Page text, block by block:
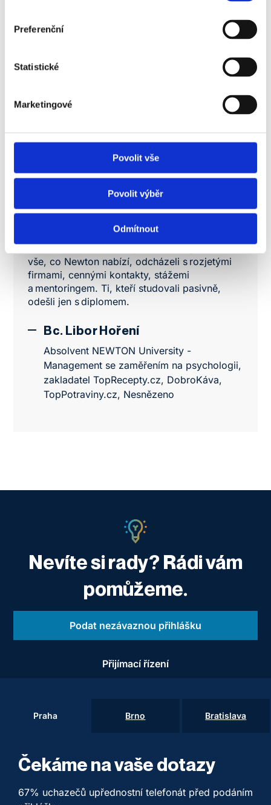
Preferenční
Statistické
Marketingové
Povolit vše
Povolit výběr
Odmítnout
Průběh studia
Co se naučíte
Navazující studium
V mém ročníku ti, kteří proaktivně využívali
vše, co Newton nabízí, odcházeli s rozjetými
firmami, cennými kontakty, stážemi
a mentoringem. Ti, kteří studovali pasivně,
odešli jen s diplomem.
Bc. Libor Hoření
Absolvent NEWTON University -
Management se zaměřením na psychologii,
zakladatel TopRecepty.cz, DobroKáva,
TopPotraviny.cz, Nesnězeno
Nevíte si rady? Rádi vám
pomůžeme.
Podat nezávaznou přihlášku
Přijímací řízení
Praha Brno Bratislava
Čekáme na vaše dotazy
67% uchazečů upřednostní telefonát před podáním